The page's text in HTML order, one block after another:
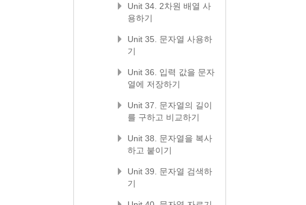
Unit 34. 2차원 배열 사
용하기
Unit 35. 문자열 사용하
기
Unit 36. 입력 값을 문자
열에 저장하기
Unit 37. 문자열의 길이
를 구하고 비교하기
Unit 38. 문자열을 복사
하고 붙이기
Unit 39. 문자열 검색하
기